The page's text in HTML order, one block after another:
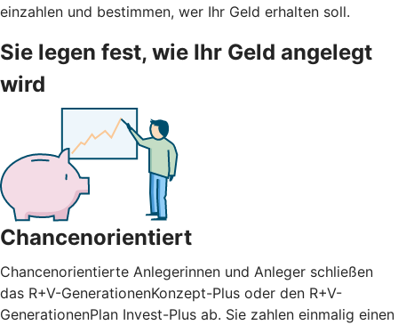
einzahlen und bestimmen, wer Ihr Geld erhalten soll.
Sie legen fest, wie Ihr Geld angelegt
wird
Chancenorientiert
Chancenorientierte Anlegerinnen und Anleger schließen
das R+V-GenerationenKonzept-Plus oder den R+V-
GenerationenPlan Invest-Plus ab. Sie zahlen einmalig einen